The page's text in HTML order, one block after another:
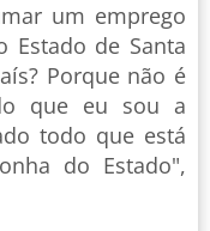
um emprego
Estado de Santa
Porque não é
que eu sou a
todo que está
do Estado",